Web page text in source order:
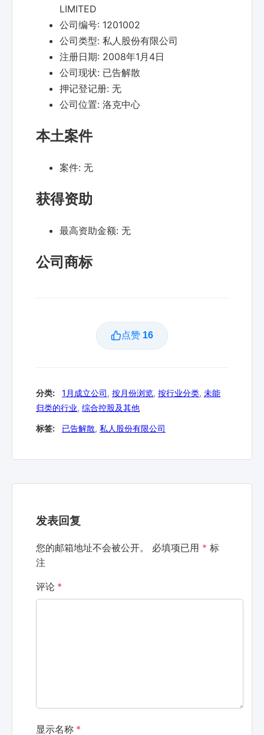
LIMITED
公司编号: 1201002
公司类型: 私人股份有限公司
注册日期: 2008年1月4日
公司现状: 已告解散
押记登记册: 无
公司位置: 洛克中心
本土案件
案件: 无
获得资助
最高资助金额: 无
公司商标
点赞 16
分类: 1月成立公司, 按月份浏览, 按行业分类, 未能
归类的行业, 综合控股及其他
标签: 已告解散, 私人股份有限公司
发表回复
您的邮箱地址不会被公开。 必填项已用 * 标
注
评论 *
显示名称 *